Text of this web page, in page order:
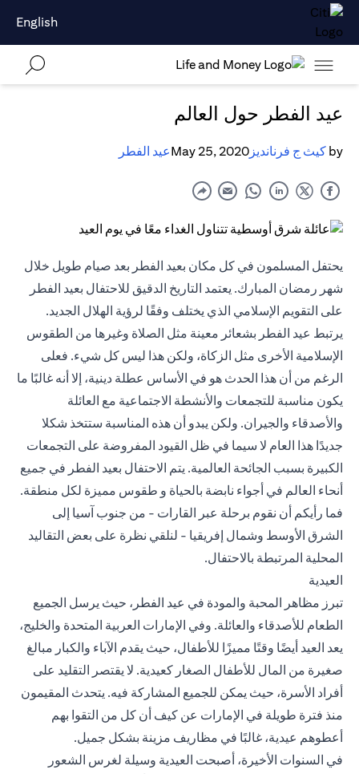
English
عيد الفطر حول العالم
by كيث ج فرنانديز May 25, 2020عيد الفطر
يحتفل المسلمون في كل مكان بعيد الفطر بعد صيام طويل خلال
شهر رمضان المبارك. يعتمد التاريخ الدقيق للاحتفال بعيد الفطر
على التقويم الإسلامي الذي يختلف وفقًا لرؤية الهلال الجديد.
يرتبط عيد الفطر بشعائر معينة مثل الصلاة وغيرها من الطقوس
الإسلامية الأخرى مثل الزكاة، ولكن هذا ليس كل شيء. فعلى
الرغم من أن هذا الحدث هو في الأساس عطلة دينية، إلا أنه غالبًا ما
يكون مناسبة للتجمعات والأنشطة الاجتماعية مع العائلة
والأصدقاء والجيران. ولكن يبدو أن هذه المناسبة ستتخذ شكلا
جديدًا هذا العام لا سيما في ظل القيود المفروضة على التجمعات
الكبيرة بسبب الجائحة العالمية. يتم الاحتفال بعيد الفطر في جميع
أنحاء العالم في أجواء نابضة بالحياة و طقوس مميزة لكل منطقة.
فما رأيكم أن نقوم برحلة عبر القارات - من جنوب آسيا إلى
الشرق الأوسط وشمال إفريقيا - لنلقي نظرة على بعض التقاليد
المحلية المرتبطة بالاحتفال.
العيدية
تبرز مظاهر المحبة والمودة في عيد الفطر، حيث يرسل الجميع
الطعام للأصدقاء والعائلة. وفي الإمارات العربية المتحدة والخليج،
يعد العيد أيضًا وقتًا مميزًا للأطفال، حيث يقدم الآباء والكبار مبالغ
صغيرة من المال للأطفال الصغار كعيدية. لا يقتصر التقليد على
أفراد الأسرة، حيث يمكن للجميع المشاركة فيه. يتحدث المقيمون
منذ فترة طويلة في الإمارات عن كيف أن كل من التقوا بهم
أعطوهم عيدية، غالبًا في مظاريف مزينة بشكل جميل.
في السنوات الأخيرة، أصبحت العيدية وسيلة لغرس الشعور